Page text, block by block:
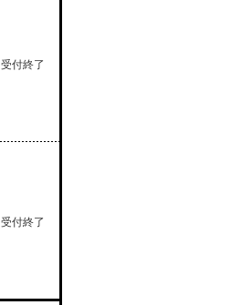
受付終了
受付終了